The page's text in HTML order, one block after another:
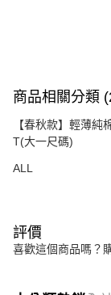
商品相關分類
【春秋款】輕薄
T(大一尺碼)
ALL
評價
喜歡這個商品嗎？